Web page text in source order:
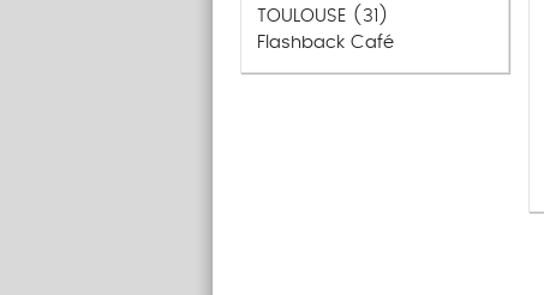
TOULOUSE (31)
Flashback Café